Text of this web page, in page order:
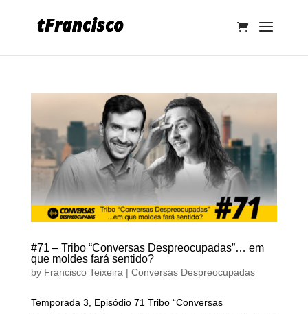
#71 – Tribo “Conversas Despreocupadas”… em
que moldes fará sentido?
by Francisco Teixeira | Conversas Despreocupadas
Temporada 3, Episódio 71 Tribo “Conversas